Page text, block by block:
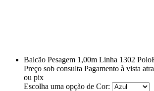
Balcão Pesagem 1,00m Linha 1302
Preço sob consulta Pagamento à vista
ou pix
Escolha uma opção de Cor: